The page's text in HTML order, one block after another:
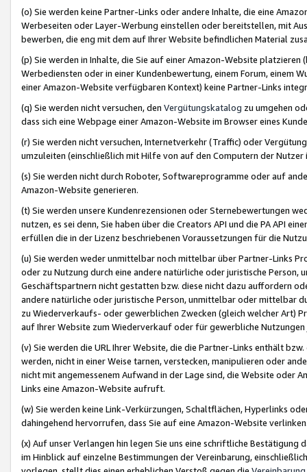
(o) Sie werden keine Partner-Links oder andere Inhalte, die eine
Werbeseiten oder Layer-Werbung einstellen oder bereitstellen, mit
bewerben, die eng mit dem auf Ihrer Website befindlichen Material
(p) Sie werden in Inhalte, die Sie auf einer Amazon-Website
Werbediensten oder in einer Kundenbewertung, einem Forum, einem
einer Amazon-Website verfügbaren Kontext) keine Partner-Links
(q) Sie werden nicht versuchen, den Vergütungskatalog zu umgehen
dass sich eine Webpage einer Amazon-Website im Browser eines
(r) Sie werden nicht versuchen, Internetverkehr (Traffic) oder
umzuleiten (einschließlich mit Hilfe von auf den Computern der
(s) Sie werden nicht durch Roboter, Softwareprogramme oder auf
Amazon-Website generieren.
(t) Sie werden unsere Kundenrezensionen oder Sternebewertungen
nutzen, es sei denn, Sie haben über die Creators API und die PA API
erfüllen die in der Lizenz beschriebenen Voraussetzungen für die
(u) Sie werden weder unmittelbar noch mittelbar über Partner-Links
oder zu Nutzung durch eine andere natürliche oder juristische
Geschäftspartnern nicht gestatten bzw. diese nicht dazu auffordern
andere natürliche oder juristische Person, unmittelbar oder mittelbar
zu Wiederverkaufs- oder gewerblichen Zwecken (gleich welcher Art)
auf Ihrer Website zum Wiederverkauf oder für gewerbliche
(v) Sie werden die URL Ihrer Website, die die Partner-Links enthält
werden, nicht in einer Weise tarnen, verstecken, manipulieren oder
nicht mit angemessenem Aufwand in der Lage sind, die Website oder
Links eine Amazon-Website aufruft.
(w) Sie werden keine Link-Verkürzungen, Schaltflächen, Hyperlinks
dahingehend hervorrufen, dass Sie auf eine Amazon-Website
(x) Auf unser Verlangen hin legen Sie uns eine schriftliche
im Hinblick auf einzelne Bestimmungen der Vereinbarung,